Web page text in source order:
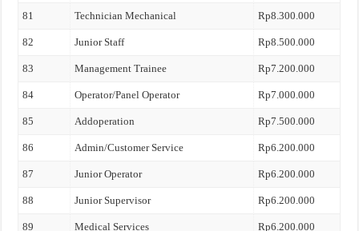
81 Technician Mechanical Rp8.300.000
82 Junior Staff Rp8.500.000
83 Management Trainee Rp7.200.000
84 Operator/Panel Operator Rp7.000.000
85 Addoperation Rp7.500.000
86 Admin/Customer Service Rp6.200.000
87 Junior Operator Rp6.200.000
88 Junior Supervisor Rp6.200.000
89 Medical Services Rp6.200.000